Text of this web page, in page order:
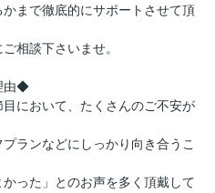
まで徹底的にサポートさせて頂
相談下さいませ。
由◆
において、たくさんのご不安が
ランなどにしっかり向き合うこ
った」とのお声を多く頂戴して